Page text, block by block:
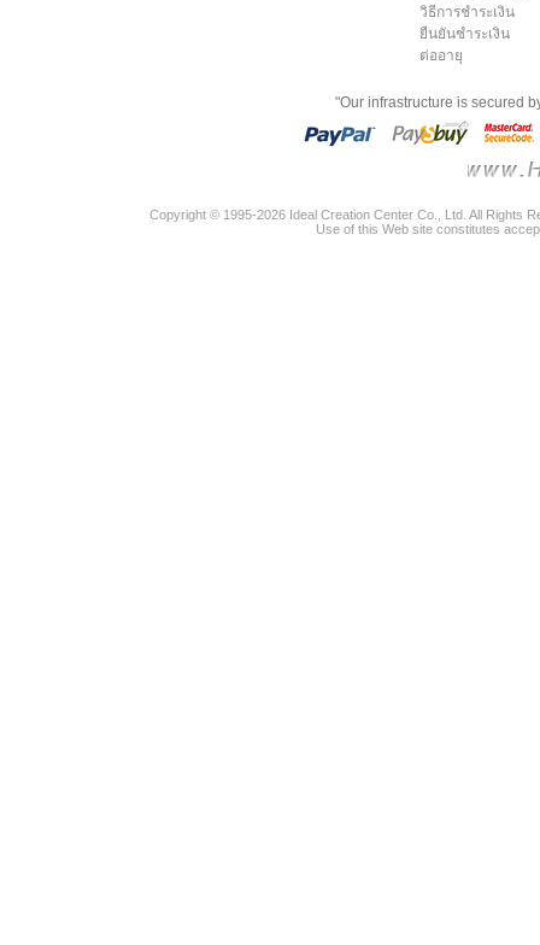
วิธีการชำระเงิน
ยืนยันชำระเงิน
ต่ออายุ
"Our infrastructure is secured
Copyright © 1995-2026 Ideal Creation Center Co., Ltd. All Rights
Use of this Web site constitutes